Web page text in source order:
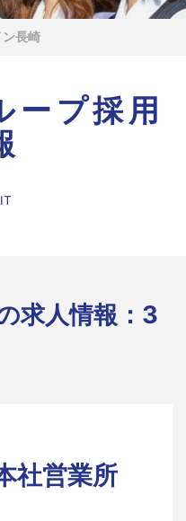
長崎
ープ採用
求人情報：3
社営業所